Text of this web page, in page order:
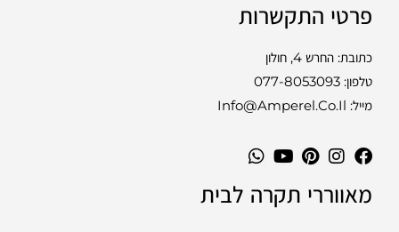
פרטי התקשרות
כתובת: החרש 4, חולון
טלפון: 077-8053093
מייל: Info@amperel.co.il
מאווררי תקרה לבית